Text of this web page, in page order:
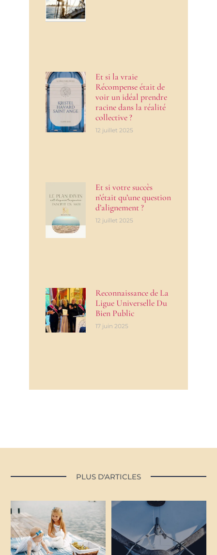
Et si la vraie
Récompense était de
voir un idéal prendre
racine dans la réalité
collective ?
12 juillet 2025
Et si votre succès
n’était qu’une question
d’alignement ?
12 juillet 2025
Reconnaissance de La
Ligue Universelle Du
Bien Public
17 juin 2025
PLUS D'ARTICLES